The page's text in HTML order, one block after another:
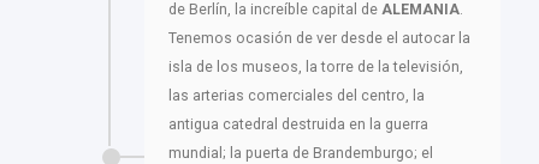
de Berlín, la increíble capital de ALEMANIA.
Tenemos ocasión de ver desde el autocar la
isla de los museos, la torre de la televisión,
las arterias comerciales del centro, la
antigua catedral destruida en la guerra
mundial; la puerta de Brandemburgo; el